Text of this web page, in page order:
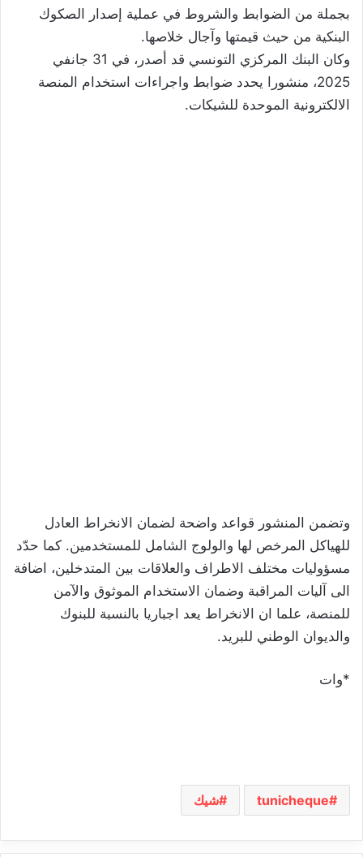
بجملة من الضوابط والشروط في عملية إصدار الصكوك
البنكية من حيث قيمتها وآجال خلاصها.
وكان البنك المركزي التونسي قد أصدر، في 31 جانفي
2025، منشورا يحدد ضوابط واجراءات استخدام المنصة
الالكترونية الموحدة للشيكات.
وتضمن المنشور قواعد واضحة لضمان الانخراط العادل
للهياكل المرخص لها والولوج الشامل للمستخدمين. كما حدّد
مسؤوليات مختلف الاطراف والعلاقات بين المتدخلين، اضافة
الى آليات المراقبة وضمان الاستخدام الموثوق والآمن
للمنصة، علما ان الانخراط يعد اجباريا بالنسبة للبنوك
والديوان الوطني للبريد.
*وات
tunicheque شيك